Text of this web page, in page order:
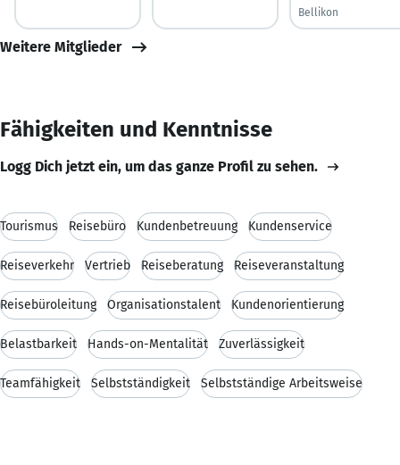
Bellikon
Weitere Mitglieder
Fähigkeiten und Kenntnisse
Logg Dich jetzt ein, um das ganze Profil zu sehen.
Tourismus Reisebüro Kundenbetreuung Kundenservice
Reiseverkehr Vertrieb Reiseberatung Reiseveranstaltung
Reisebüroleitung Organisationstalent Kundenorientierung
Belastbarkeit Hands-on-Mentalität Zuverlässigkeit
Teamfähigkeit Selbstständigkeit Selbstständige Arbeitsweise